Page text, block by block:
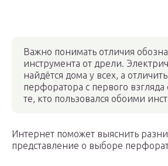
Важно понимать отличия
инструмента от дрели.
найдётся дома у всех, а
перфоратора с первого
те, кто пользовался обоими
Интернет поможет выяснить
представление о выборе